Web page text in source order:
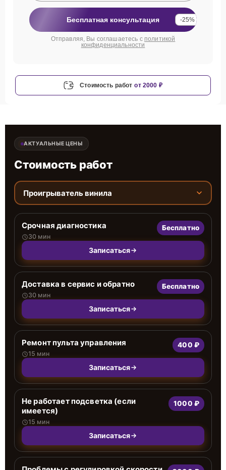
Бесплатная консультация -25%
Отправляя, Вы соглашаетесь с политикой
конфиденциальности
Стоимость работ от 2000 ₽
АКТУАЛЬНЫЕ ЦЕНЫ
Стоимость работ
Проигрыватель винила
Срочная диагностика
30 мин
Бесплатно
Записаться
Доставка в сервис и обратно
30 мин
Бесплатно
Записаться
Ремонт пульта управления
15 мин
400 ₽
Записаться
Не работает подсветка (если
имеется)
15 мин
1000 ₽
Записаться